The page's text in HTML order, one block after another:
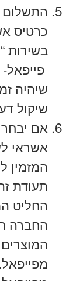
התשלום
כרטיס
בשירות
שיהיה
שיקול
אם
אשראי
המזמין
תעודת
החליט
החברה